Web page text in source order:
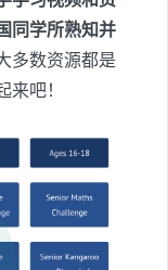
同学所熟知并
多数资源都是
吧！